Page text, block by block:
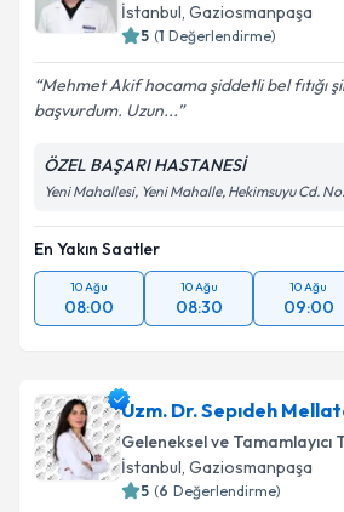
Kişisel verilerimin
Metni'ni okudum ve kişisel
İstanbul, Gaziosmanpaşa
5 (1 Değerlendirme)
Mehmet Akif hocama şiddetli bel fıtığı
başvurdum. Uzun...
ÖZEL BAŞARI HASTANESİ
Yeni Mahallesi, Yeni Mahalle, Hekimsuyu Cd.
En Yakın Saatler
10 Ağu
08:00
10 Ağu
08:30
10 Ağu
09:00
Uzm. Dr. Sepıdeh
Geleneksel ve Tamamlayıcı
İstanbul, Gaziosmanpaşa
5 (6 Değerlendirme)